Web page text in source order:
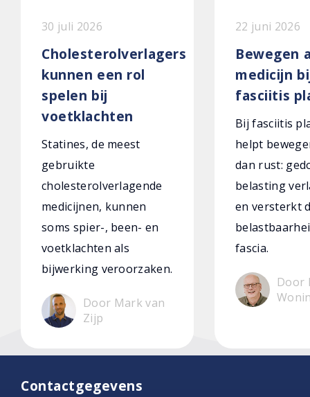
30 juli 2026
Cholesterolverlagers
kunnen een rol
spelen bij
voetklachten
Statines, de meest
gebruikte
cholesterolverlagende
medicijnen, kunnen
soms spier-, been- en
voetklachten als
bijwerking veroorzaken.
Door Mark van
Zijp
22 juni 2026
Bewegen
medicijn
fasciitis
Bij fasciitis
helpt
dan rust:
belasting
en versterkt
fascia.
Door
Contactgegevens